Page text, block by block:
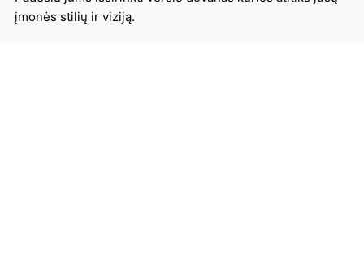
įmonės stilių ir viziją.